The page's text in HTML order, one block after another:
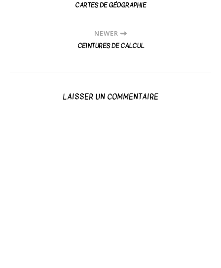
CARTES DE GÉOGRAPHIE
NEWER
CEINTURES DE CALCUL
LAISSER UN COMMENTAIRE